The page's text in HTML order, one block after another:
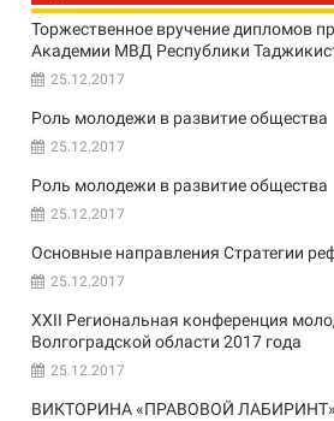
Торжественное вручение дипломов
Академии МВД Республики
25.12.2017
Роль молодежи в развитие общества
25.12.2017
Роль молодежи в развитие общества
25.12.2017
Основные направления Стратегии
25.12.2017
XXII Региональная конференция
Волгоградской области 2017 года
25.12.2017
ВИКТОРИНА «ПРАВОВОЙ